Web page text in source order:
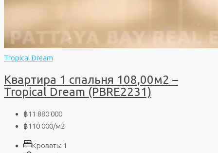
Tropical Dream
Квартира 1 спальня 108,00м2 –
Tropical Dream (PBRE2231)
฿11 880 000
฿110 000/м2
Кровать: 1